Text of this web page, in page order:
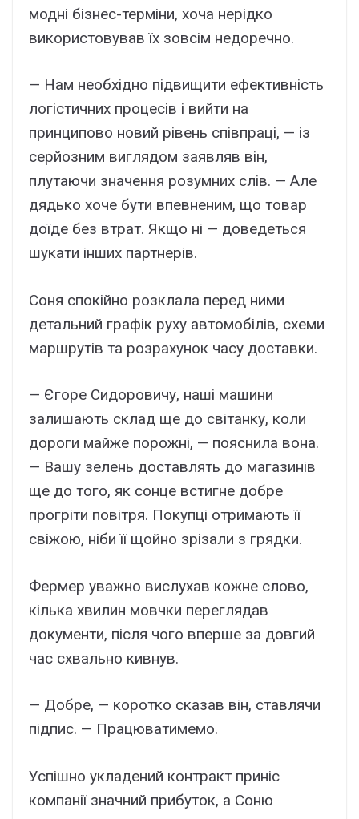
модні бізнес-терміни, хоча нерідко
використовував їх зовсім недоречно.
— Нам необхідно підвищити ефективність
логістичних процесів і вийти на
принципово новий рівень співпраці, — із
серйозним виглядом заявляв він,
плутаючи значення розумних слів. — Але
дядько хоче бути впевненим, що товар
доїде без втрат. Якщо ні — доведеться
шукати інших партнерів.
Соня спокійно розклала перед ними
детальний графік руху автомобілів, схеми
маршрутів та розрахунок часу доставки.
— Єгоре Сидоровичу, наші машини
залишають склад ще до світанку, коли
дороги майже порожні, — пояснила вона.
— Вашу зелень доставлять до магазинів
ще до того, як сонце встигне добре
прогріти повітря. Покупці отримають її
свіжою, ніби її щойно зрізали з грядки.
Фермер уважно вислухав кожне слово,
кілька хвилин мовчки переглядав
документи, після чого вперше за довгий
час схвально кивнув.
— Добре, — коротко сказав він, ставлячи
підпис. — Працюватимемо.
Успішно укладений контракт приніс
компанії значний прибуток, а Соню